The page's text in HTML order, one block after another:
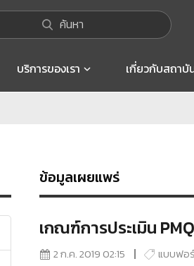
ค้นหา
บริการของเรา เกี่ยวกับสถาบั
ข้อมูลเผยแพร่
เกณฑ์การประเมิน
2 ก.ค. 2019 02:15 แบบฟอ